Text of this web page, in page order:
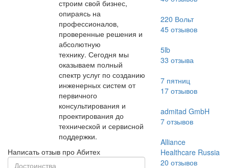
строим свой бизнес,
опираясь на
профессионалов,
проверенные решения и
абсолютную
технику. Сегодня мы
оказываем полный
спектр услуг по созданию
инженерных систем от
первичного
консультирования и
проектирования до
технической и сервисной
поддержки.
Написать отзыв про Абитех
220 Вольт
45отзывов
5lb
33 отзыва
7 пятниц
17отзывов
admitad GmbH
7отзывов
Alliance
Healthcare Russia
20 отзывов